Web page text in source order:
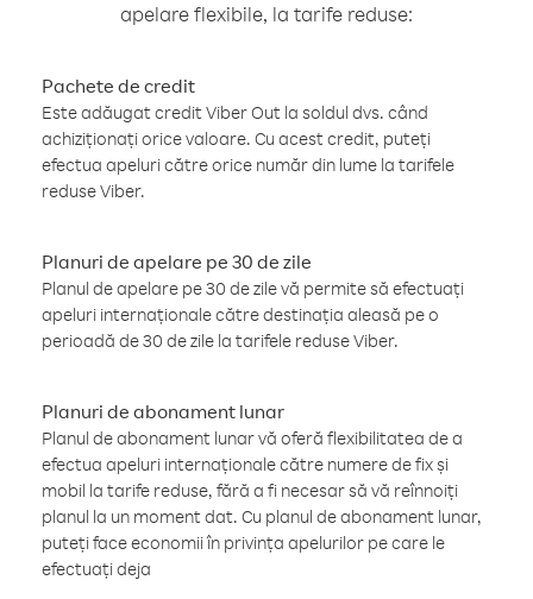
apelare flexibile, la tarife reduse:
Pachete de credit
Este adăugat credit Viber Out la soldul dvs. când
achiziționați orice valoare. Cu acest credit, puteți
efectua apeluri către orice număr din lume la tarifele
reduse Viber.
Planuri de apelare pe 30 de zile
Planul de apelare pe 30 de zile vă permite să efectuați
apeluri internaționale către destinația aleasă pe o
perioadă de 30 de zile la tarifele reduse Viber.
Planuri de abonament lunar
Planul de abonament lunar vă oferă flexibilitatea de a
efectua apeluri internaționale către numere de fix și
mobil la tarife reduse, fără a fi necesar să vă reînnoiți
planul la un moment dat. Cu planul de abonament lunar,
puteți face economii în privința apelurilor pe care le
efectuați deja